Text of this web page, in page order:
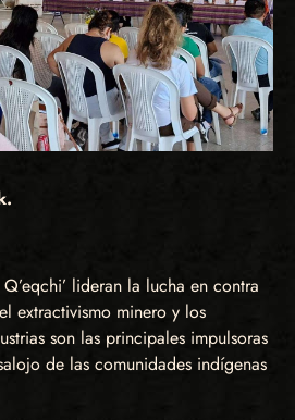
lideran la lucha en contra
extractivismo minero y los
son las principales impulsoras
de las comunidades indígenas